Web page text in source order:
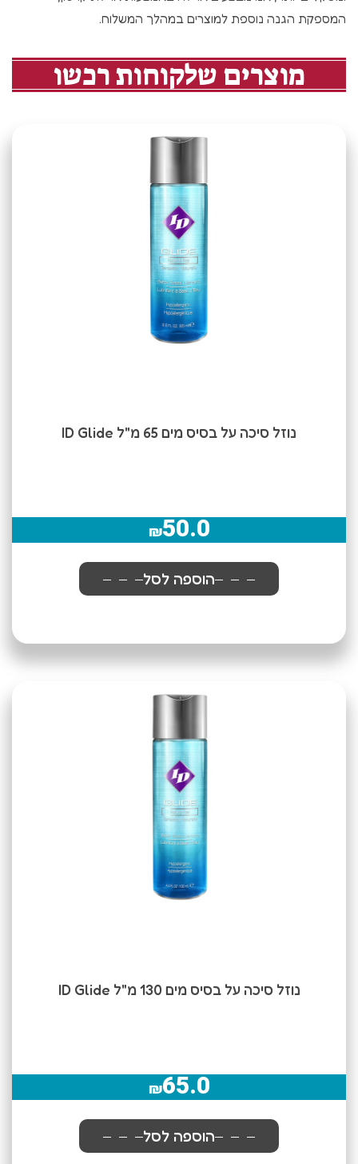
המספקת הגנה נוספת למוצרים במהלך המשלוח.
מוצרים שלקוחות רכשו
נוזל סיכה על בסיס מים 65 מ"ל ID Glide
₪50.0
הוספה לסל
נוזל סיכה על בסיס מים 130 מ"ל ID Glide
₪65.0
הוספה לסל